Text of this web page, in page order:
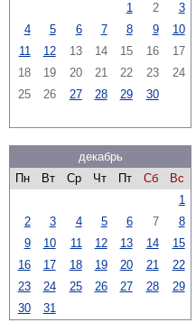
1
2
3
4
5 6 7 8 9
10
11
12 13 14 15 16
17
18
19 20 21 22 23
24
25
26 27 28 29 30
декабрь
Пн
Вт Ср Чт Пт Сб
Вс
1
2
3 4 5 6 7
8
9
10 11 12 13 14
15
16
17 18 19 20 21
22
23
24 25 26 27 28
29
30
31